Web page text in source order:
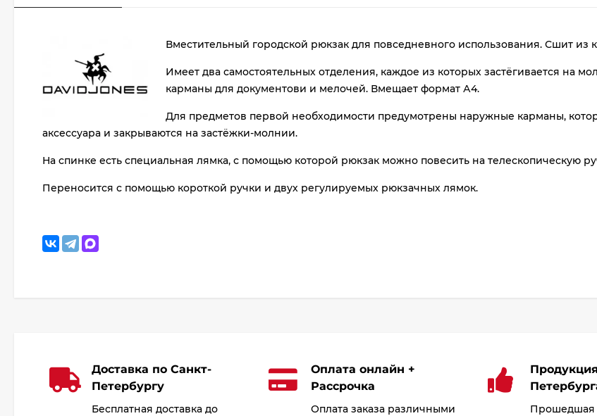
Вместительный городской рюкзак для повседневного использования. Сшит из
Имеет два самостоятельных отделения, каждое из которых застёгивается на
карманы для документови и мелочей. Вмещает формат А4.
Для предметов первой необходимости предумотрены наружные карманы,
аксессуара и закрываются на застёжки-молнии.
На спинке есть специальная лямка, с помощью которой рюкзак можно повесить на телескопическую
Переносится с помощью короткой ручки и двух регулируемых рюкзачных лямок.
Доставка по Санкт-
Петербургу
Бесплатная доставка до
Оплата онлайн +
Рассрочка
Оплата заказа различными
Прошедшая